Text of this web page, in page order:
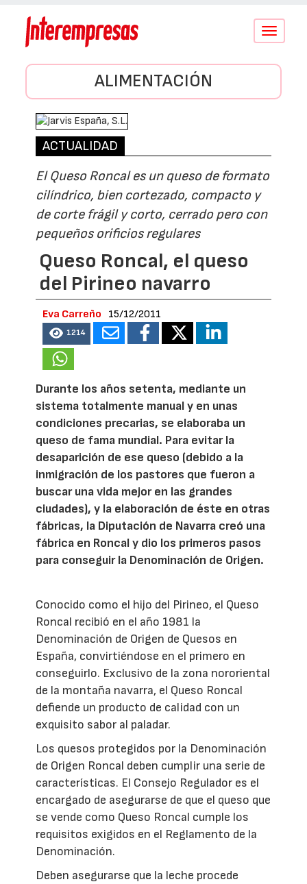
Conmutar
ALIMENTACIÓN
ACTUALIDAD
El Queso Roncal es un queso de formato
cilíndrico, bien cortezado, compacto y
de corte frágil y corto, cerrado pero con
pequeños orificios regulares
Queso Roncal, el queso
del Pirineo navarro
Eva Carreño 15/12/2011
1214
Durante los años setenta, mediante un
sistema totalmente manual y en unas
condiciones precarias, se elaboraba un
queso de fama mundial. Para evitar la
desaparición de ese queso (debido a la
inmigración de los pastores que fueron a
buscar una vida mejor en las grandes
ciudades), y la elaboración de éste en otras
fábricas, la Diputación de Navarra creó una
fábrica en Roncal y dio los primeros pasos
para conseguir la Denominación de Origen.
Conocido como el hijo del Pirineo, el Queso
Roncal recibió en el año 1981 la
Denominación de Origen de Quesos en
España, convirtiéndose en el primero en
conseguirlo. Exclusivo de la zona nororiental
de la montaña navarra, el Queso Roncal
defiende un producto de calidad con un
exquisito sabor al paladar.
Los quesos protegidos por la Denominación
de Origen Roncal deben cumplir una serie de
características. El Consejo Regulador es el
encargado de asegurarse de que el queso que
se vende como Queso Roncal cumple los
requisitos exigidos en el Reglamento de la
Denominación.
Deben asegurarse que la leche procede